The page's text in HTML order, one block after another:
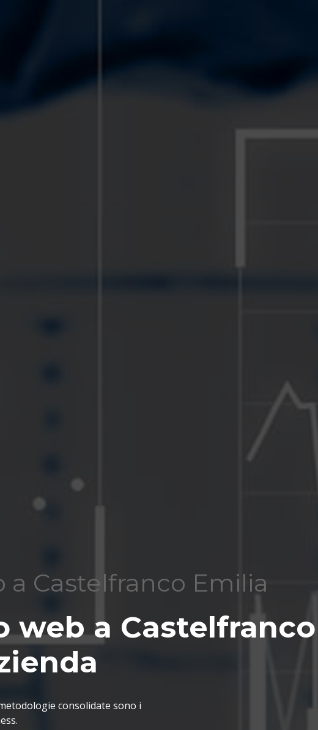
Castelfranco Emilia
a Castelfranco
consolidate sono i